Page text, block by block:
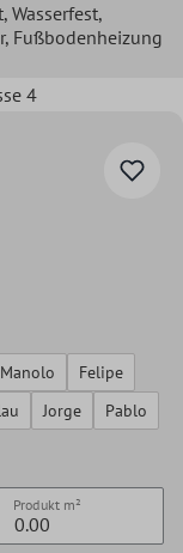
, Wasserfest,
, Fußbodenheizung
4
Manolo
Felipe
Jorge
Pablo
Produkt m²